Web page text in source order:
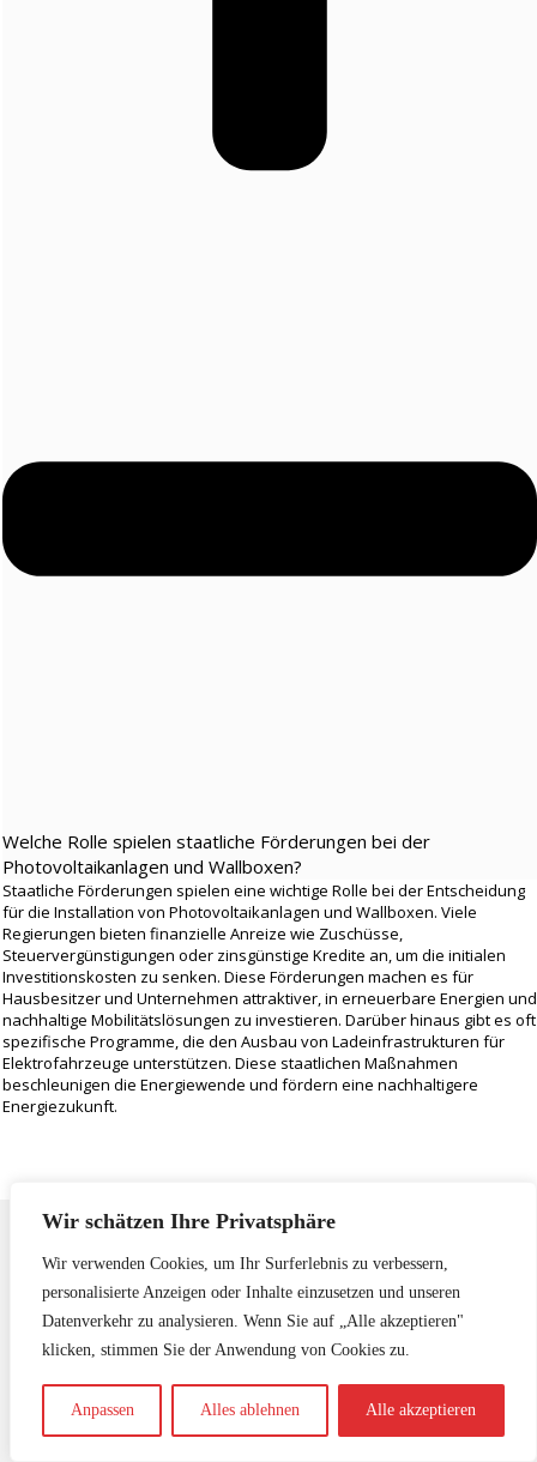
Wir schätzen Ihre Privatsphäre
Wir verwenden Cookies, um Ihr Surferlebnis zu verbessern,
personalisierte Anzeigen oder Inhalte einzusetzen und unseren
Datenverkehr zu analysieren. Wenn Sie auf „Alle akzeptieren"
klicken, stimmen Sie der Anwendung von Cookies zu.
Anpassen Alles ablehnen Alle akzeptieren
Welche Rolle spielen staatliche Förderungen bei der
Photovoltaikanlagen und Wallboxen?
Staatliche Förderungen spielen eine wichtige Rolle bei der Entscheidung
für die Installation von Photovoltaikanlagen und Wallboxen. Viele
Regierungen bieten finanzielle Anreize wie Zuschüsse,
Steuervergünstigungen oder zinsgünstige Kredite an, um die initialen
Investitionskosten zu senken. Diese Förderungen machen es für
Hausbesitzer und Unternehmen attraktiver, in erneuerbare Energien und
nachhaltige Mobilitätslösungen zu investieren. Darüber hinaus gibt es oft
spezifische Programme, die den Ausbau von Ladeinfrastrukturen für
Elektrofahrzeuge unterstützen. Diese staatlichen Maßnahmen
beschleunigen die Energiewende und fördern eine nachhaltigere
Energiezukunft.
Sind noch Fragen offen?
Wir sind für Sie da!